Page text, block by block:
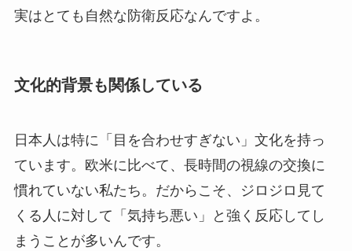
実はとても自然な防衛反応なんですよ。
文化的背景も関係している
日本人は特に「目を合わせすぎない」文化を持っ
ています。欧米に比べて、長時間の視線の交換に
慣れていない私たち。だからこそ、ジロジロ見て
くる人に対して「気持ち悪い」と強く反応してし
まうことが多いんです。